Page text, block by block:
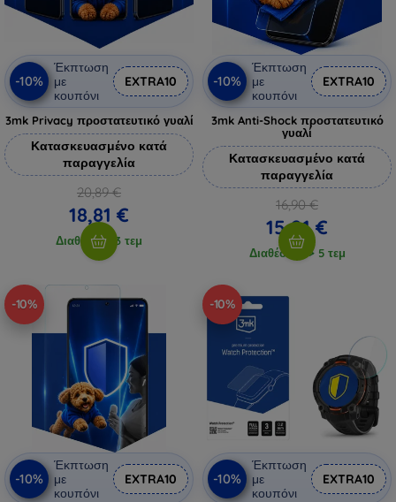
-10%
Έκπτωση
με
κουπόνι
EXTRA10
3mk Privacy προστατευτικό γυαλί
Κατασκευασμένο κατά
παραγγελία
20,89 €
18,81 €
Διαθέσιμο 3 τεμ
-10%
Έκπτωση
με
κουπόνι
EXTRA10
3mk Anti-Shock προστατευτικό
γυαλί
Κατασκευασμένο κατά
παραγγελία
16,90 €
15,21 €
Διαθέσιμο > 5 τεμ
-10%
-10%
Έκπτωση
με
κουπόνι
EXTRA10
-10%
-10%
Έκπτωση
με
κουπόνι
EXTRA10